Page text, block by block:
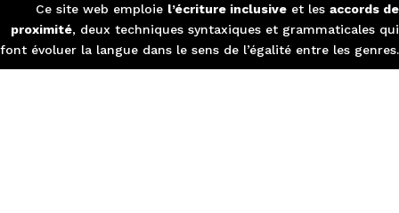
Ce site web emploie l’écriture inclusive et les accords de
proximité, deux techniques syntaxiques et grammaticales qui
font évoluer la langue dans le sens de l’égalité entre les genres.